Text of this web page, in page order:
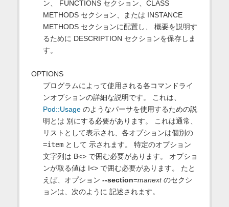
ン、 FUNCTIONS セクション、CLASS
METHODS セクション、または INSTANCE
METHODS セクションに配置し、 概要を説明す
るために DESCRIPTION セクションを保存しま
す。
OPTIONS
プログラムによって使用される各コマンドライ
ンオプションの詳細な説明です。 これは、
Pod::Usageのようなパーサを使用するための説
明とは 別にする必要があります。 これは通常、
リストとして表示され、各オプションは個別の
=itemとして 示されます。 特定のオプション
文字列は B<> で囲む必要があります。 オプショ
ンが取る値は I<> で囲む必要があります。 たと
えば、オプション --section=manextのセクシ
ョンは、次のように 記述されます。